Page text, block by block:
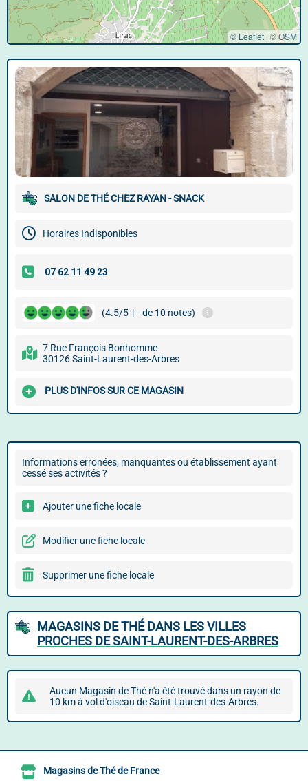
© Leaflet | ©OSM
SALON DE THÉ CHEZ RAYAN - SNACK
Horaires Indisponibles
(4.5/5 | - de 10 notes)
7 Rue François Bonhomme
30126 Saint-Laurent-des-Arbres
PLUS D'INFOS SUR CE MAGASIN
Informations erronées, manquantes ou établissement ayant
cessé ses activités ?
Ajouter une fiche locale
Modifier une fiche locale
Supprimer une fiche locale
MAGASINS DE THÉ DANS LES VILLES
PROCHES DE SAINT-LAURENT-DES-ARBRES
Aucun Magasin de Thé n'a été trouvé dans un rayon de
10 km à vol d'oiseau de Saint-Laurent-des-Arbres.
Magasins de Thé de France